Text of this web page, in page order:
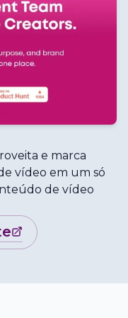
e marca
vídeo em um só
de vídeo